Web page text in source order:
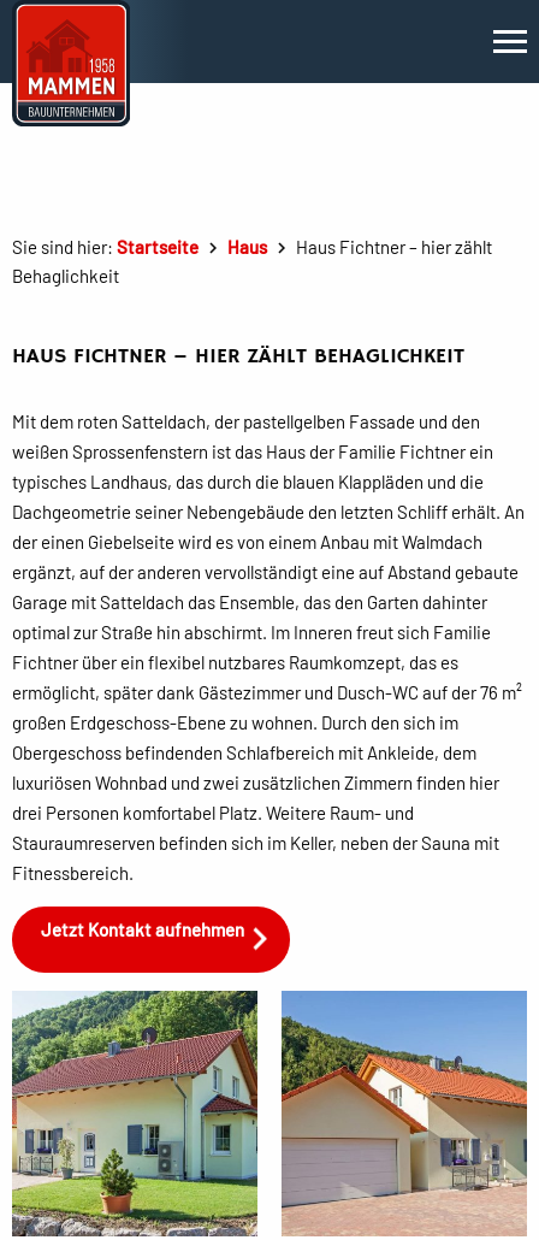
Sie sind hier: Startseite Haus
Haus Fichtner – hier zählt
Behaglichkeit
HAUS FICHTNER – HIER ZÄHLT BEHAGLICHKEIT
Mit dem roten Satteldach, der pastellgelben Fassade und den
weißen Sprossenfenstern ist das Haus der Familie Fichtner ein
typisches Landhaus, das durch die blauen Klappläden und die
Dachgeometrie seiner Nebengebäude den letzten Schliff erhält. An
der einen Giebelseite wird es von einem Anbau mit Walmdach
ergänzt, auf der anderen vervollständigt eine auf Abstand gebaute
Garage mit Satteldach das Ensemble, das den Garten dahinter
optimal zur Straße hin abschirmt. Im Inneren freut sich Familie
Fichtner über ein flexibel nutzbares Raumkomzept, das es
ermöglicht, später dank Gästezimmer und Dusch-WC auf der 76 m²
großen Erdgeschoss-Ebene zu wohnen. Durch den sich im
Obergeschoss befindenden Schlafbereich mit Ankleide, dem
luxuriösen Wohnbad und zwei zusätzlichen Zimmern finden hier
drei Personen komfortabel Platz. Weitere Raum- und
Stauraumreserven befinden sich im Keller, neben der Sauna mit
Fitnessbereich.
Jetzt Kontakt aufnehmen